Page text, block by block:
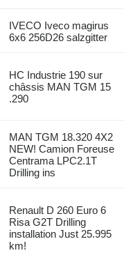
IVECO Iveco magirus
6x6 256D26 salzgitter
HC Industrie 190 sur
châssis MAN TGM 15
.290
MAN TGM 18.320 4X2
NEW! Camion Foreuse
Centrama LPC2.1T
Drilling ins
Renault D 260 Euro 6
Risa G2T Drilling
installation Just 25.995
km!